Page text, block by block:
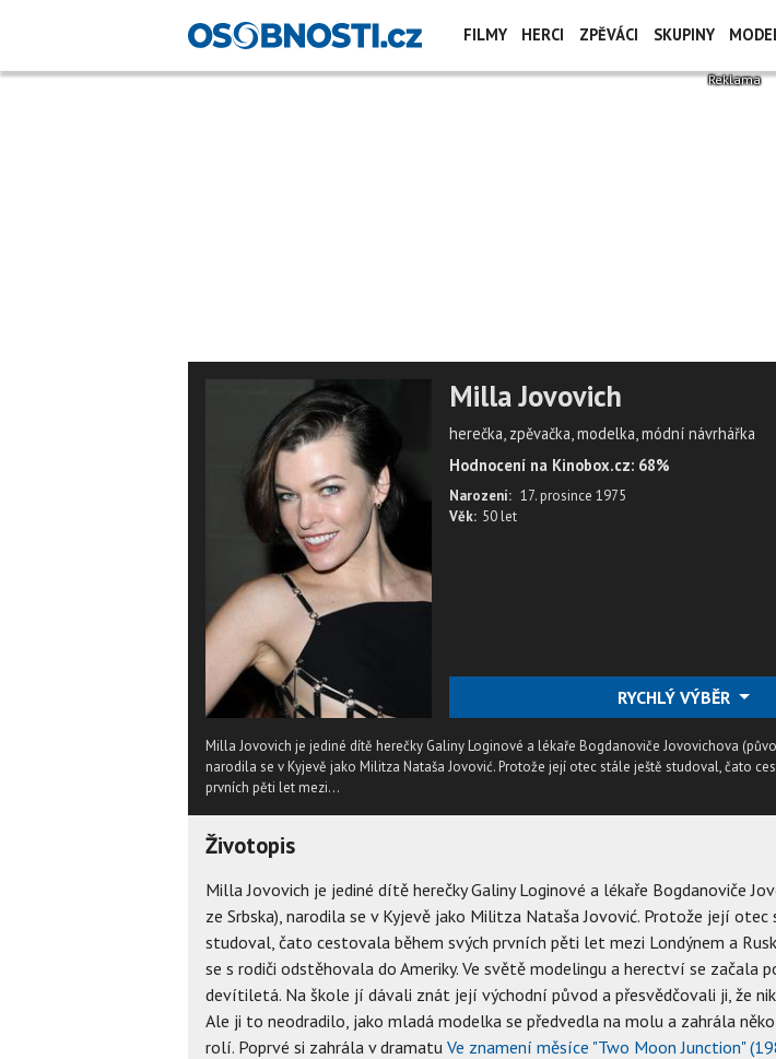
FILMY HERCI ZPĚVÁCI SKUPINY
Milla Jovovich
herečka, zpěvačka, modelka, módní návrhářka
Hodnocení na Kinobox.cz: 68%
Narození: 17. prosince 1975
Věk: 50 let
RYCHLÝ VÝBĚR
Milla Jovovich je jediné dítě herečky Galiny Loginové a lékaře Bogdanoviče Jovovichova
narodila se v Kyjevě jako Militza Nataša Jovović. Protože její otec stále ještě studoval, čato
prvních pěti let mezi...
Životopis
Milla Jovovich je jediné dítě herečky Galiny Loginové a lékaře Bogdanoviče
ze Srbska), narodila se v Kyjevě jako Militza Nataša Jovović. Protože její
studoval, čato cestovala během svých prvních pěti let mezi Londýnem a
se s rodiči odstěhovala do Ameriky. Ve světě modelingu a herectví se začala
devítiletá. Na škole jí dávali znát její východní původ a přesvědčovali ji, že
Ale ji to neodradilo, jako mladá modelka se předvedla na molu a zahrála
rolí. Poprvé si zahrála v dramatu Ve znamení měsíce "Two Moon Junction"